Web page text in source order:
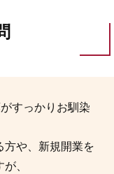
すっかりお馴染
方や、新規開業を
、